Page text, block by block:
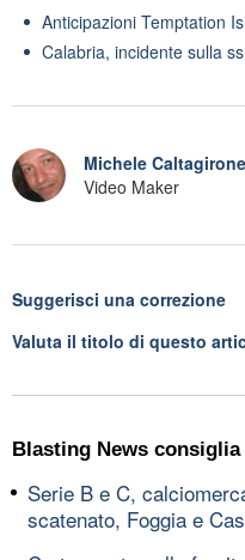
Anticipazioni Temptation
Calabria, incidente sulla
Michele Caltagirone
Video Maker
Suggerisci una correzione
Valuta il titolo di questo
Blasting News consiglia
Serie B e C,
scatenato, Foggia e